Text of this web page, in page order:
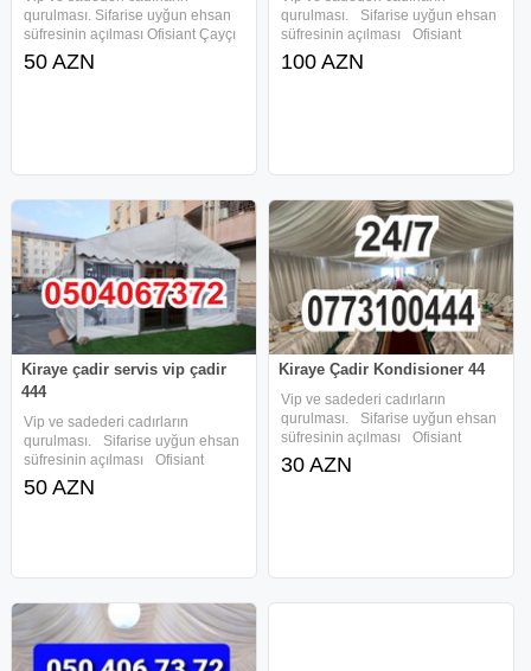
qurulması. Sifarise uyğun ehsan
süfresinin açılması Ofisiant Çayçı
Qabyuyan Pover Qab-qaşıq Stol
stul Samavar Kiraye cadır, çadır,
50 AZN
qurulması. Sifarise uyğun ehsan
süfresinin açılması Ofisiant
Çayçı Qabyuyan Pover Qab-
qaşıq Stol stul Samavar
100 AZN
Kiraye çadir servis vip çadir
444
Vip ve sadederi cadırların
qurulması. Sifarise uyğun ehsan
süfresinin açılması Ofisiant
Çayçı Qabyuyan Pover Qab-
qaşıq Stol stul Samavar Kiraye
50 AZN
Kiraye Çadir Kondisioner 44
Vip ve sadederi cadırların
qurulması. Sifarise uyğun ehsan
süfresinin açılması Ofisiant
Çayçı Qabyuyan Pover Qab-
qaşıq Stol stul Samavar
30 AZN